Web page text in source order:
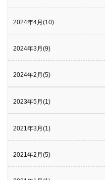
2024年4月(10)
2024年3月(9)
2024年2月(5)
2023年5月(1)
2021年3月(1)
2021年2月(5)